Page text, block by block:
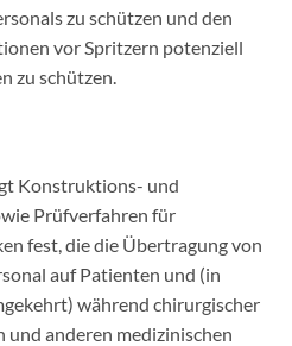
zu schützen und den
vor Spritzern potenziell
zu schützen.
Konstruktions- und
Prüfverfahren für
fest, die die Übertragung von
auf Patienten und (in
während chirurgischer
anderen medizinischen